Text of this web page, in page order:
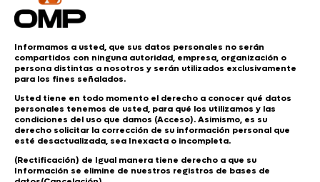
Informamos a usted, que sus datos personales no serán
compartidos con ninguna autoridad, empresa, organización o
persona distintas a nosotros y serán utilizados exclusivamente
para los fines señalados.
Usted tiene en todo momento el derecho a conocer qué datos
personales tenemos de usted, para qué los utilizamos y las
condiciones del uso que damos (Acceso). Asimismo, es su
derecho solicitar la corrección de su información personal que
esté desactualizada, sea Inexacta o incompleta.
(Rectificación) de Igual manera tiene derecho a que su
Información se elimine de nuestros registros de bases de